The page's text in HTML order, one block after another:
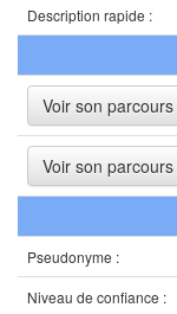
Description rapide :
Voir son
Voir son
Pseudonyme :
Niveau de confiance :